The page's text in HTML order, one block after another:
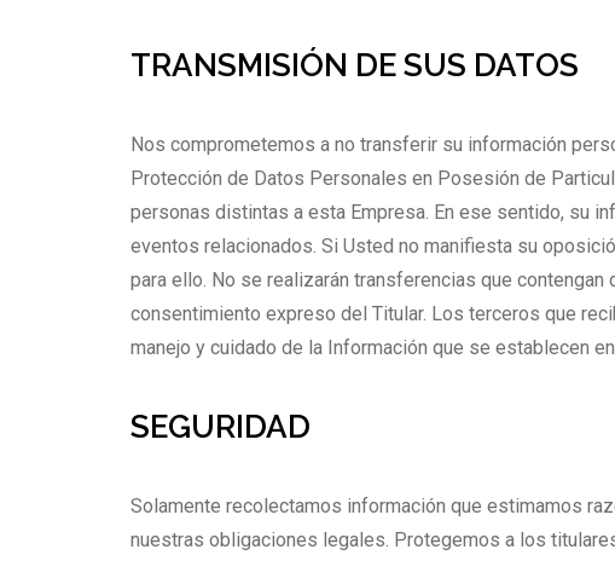
TRANSMISIÓN DE SUS DATOS
Nos comprometemos a no transferir su información
Protección de Datos Personales en Posesión de
personas distintas a esta Empresa. En ese sentido, su
eventos relacionados. Si Usted no manifiesta su
para ello. No se realizarán transferencias que
consentimiento expreso del Titular. Los terceros que
manejo y cuidado de la Información que se establecen
SEGURIDAD
Solamente recolectamos información que estimamos
nuestras obligaciones legales. Protegemos a los